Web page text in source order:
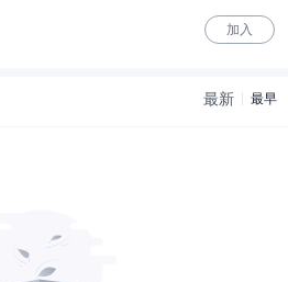
加入
最新 最早